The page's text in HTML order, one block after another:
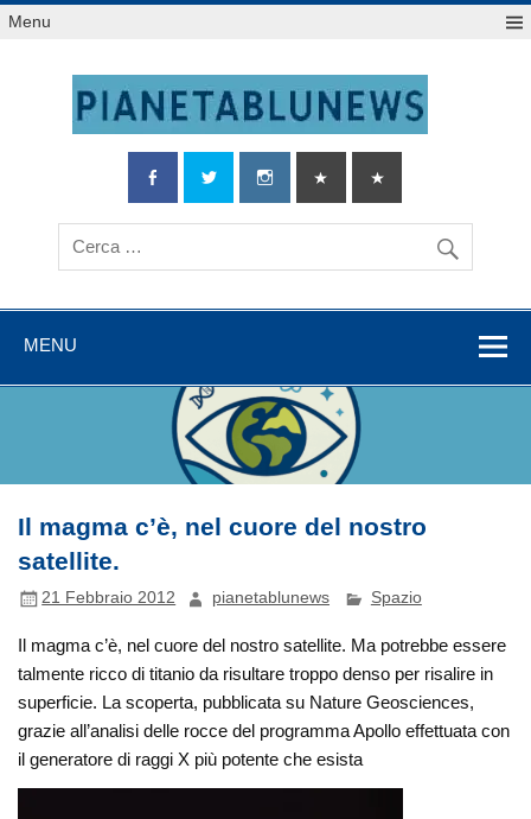
Salta
alMenu
MENU
Il magma c’è, nel cuore del nostro
satellite.
21 Febbraio 2012 pianetablunews Spazio
Il magma c’è, nel cuore del nostro satellite. Ma potrebbe essere
talmente ricco di titanio da risultare troppo denso per risalire in
superficie. La scoperta, pubblicata su Nature Geosciences,
grazie all’analisi delle rocce del programma Apollo effettuata con
il generatore di raggi X più potente che esista